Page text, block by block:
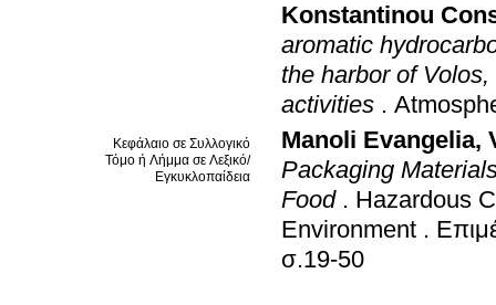
Konstantinou
aromatic
the harbor of
activities .
Κεφάλαιο σε Συλλογικό
Τόμο ή Λήμμα σε Λεξικό/
Εγκυκλοπαίδεια
Manoli Evangelia,
Packaging
Food . Hazardous
Environment .
σ.19-50